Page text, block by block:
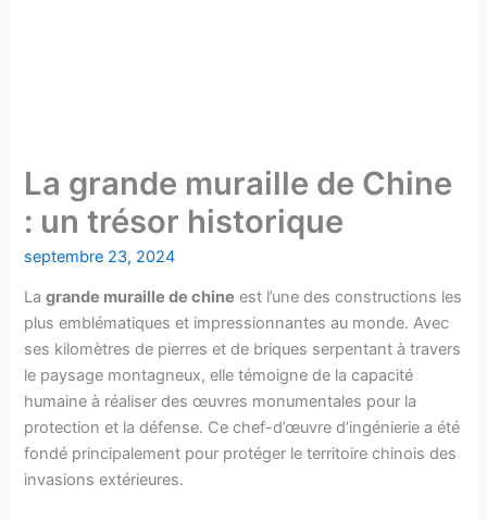
La grande muraille de Chine
: un trésor historique
septembre 23, 2024
Lagrande muraille de chine est l’une des constructions les
plus emblématiques et impressionnantes au monde. Avec
ses kilomètres de pierres et de briques serpentant à travers
le paysage montagneux, elle témoigne de la capacité
humaine à réaliser des œuvres monumentales pour la
protection et la défense. Ce chef-d’œuvre d’ingénierie a été
fondé principalement pour protéger le territoire chinois des
invasions extérieures.